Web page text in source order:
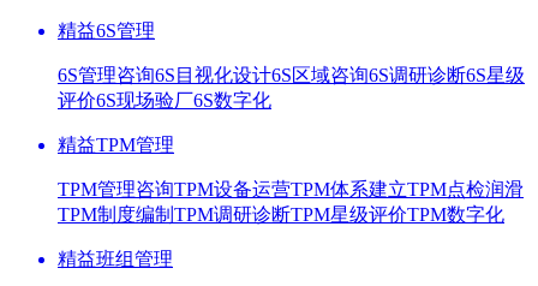
精益6S管理
6S管理咨询6S目视化设计6S区域咨询6S调研诊断6S星级
评价6S现场验厂6S数字化
精益TPM管理
TPM管理咨询TPM设备运营TPM体系建立TPM点检润滑
TPM制度编制 TPM调研诊断TPM星级评价TPM数字化
精益班组管理